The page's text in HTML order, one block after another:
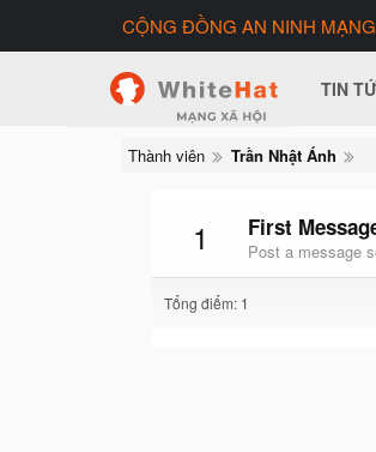
CỘNG ĐỒNG AN NINH
TIN
Thành viên Trần Nhật Ánh
1 First
Post a message
Tổng điểm: 1